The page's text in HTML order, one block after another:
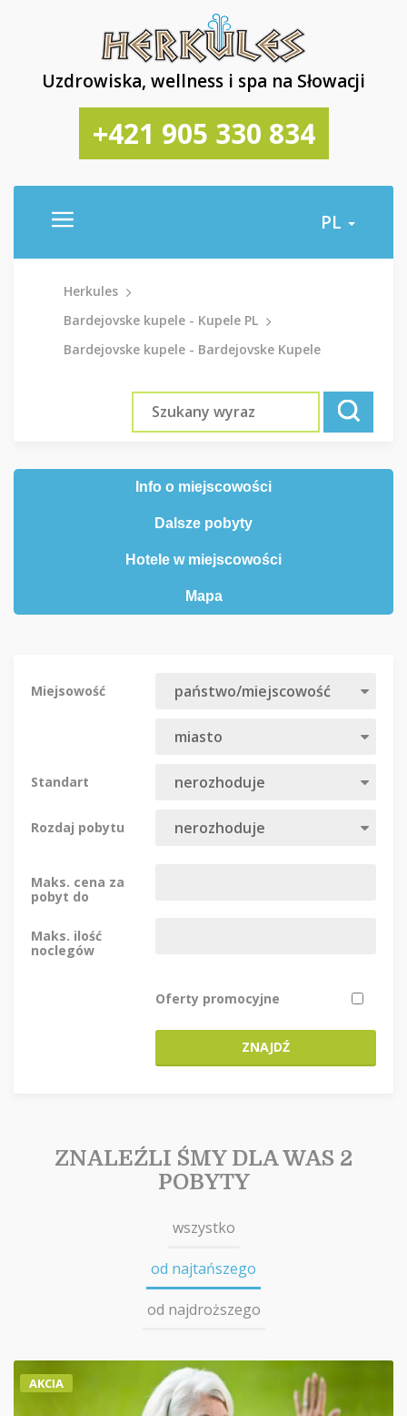
Uzdrowiska, wellness i spa na Słowacji
+421 905 330 834
PL
Herkules
Bardejovske kupele - Kupele PL
Bardejovske kupele - Bardejovske Kupele
Info o miejscowości
Dalsze pobyty
Hotele w miejscowości
Mapa
Miejsowość
Standart
Rozdaj pobytu
Maks. cena za
pobyt do
Maks. ilość
noclegów
Oferty promocyjne
ZNAJDŹ
ZNALEŹLI ŚMY DLA WAS 2
POBYTY
wszystko
od najtańszego
od najdroższego
AKCIA